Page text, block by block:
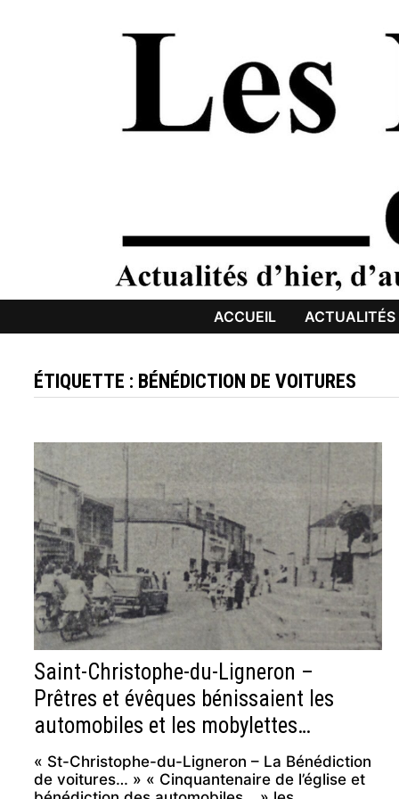
ACCUEIL ACTUALITÉS
ÉTIQUETTE : BÉNÉDICTION DE VOITURES
Saint-Christophe-du-Ligneron –
Prêtres et évêques bénissaient les
automobiles et les mobylettes…
« St-Christophe-du-Ligneron – La Bénédiction
de voitures… » « Cinquantenaire de l’église et